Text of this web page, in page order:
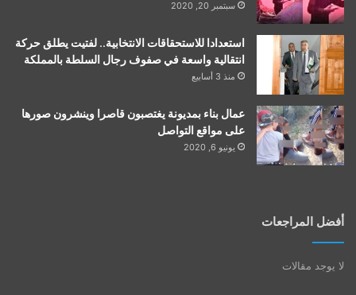
سبتمبر 20, 2020
استعدادا للاستحقاقات الانتخابية.. لفتيت يطلق حركة
انتقالية واسعة في صفوف رجال السلطة بالمملكة
منذ 3 أسابيع
عمال بناء بمديونة يغتصبون قاصرا وينشرون صورها
على مواقع التواصل
يونيو 6, 2020
أفضل المراجعات
لا يوجد مقالات